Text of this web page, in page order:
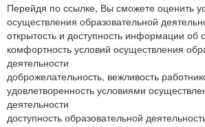
Перейдя по ссылке, Вы сможете оценить
осуществления образовательной
открытость и доступность информации об
комфортность условий осуществления
деятельности
доброжелательность, вежливость
удовлетворенность условиями
деятельности
доступность образовательной